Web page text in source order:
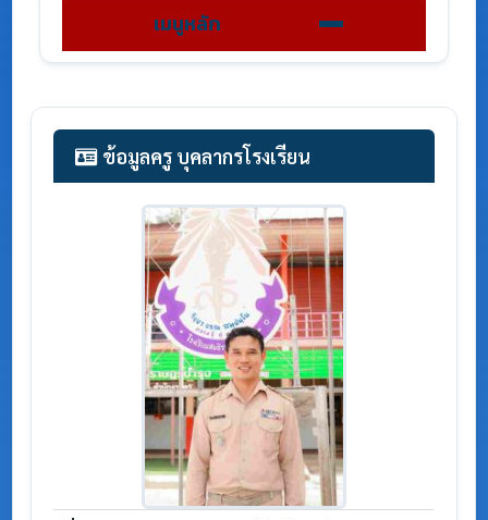
เมนูหลัก
ข้อมูลครู บุคลากรโรงเรียน